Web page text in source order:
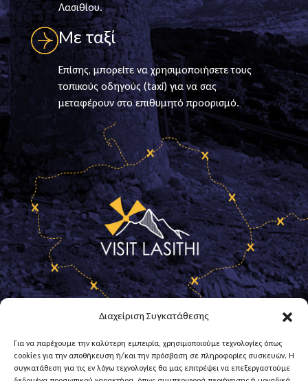
Διαχείριση Συγκατάθεσης
Για να παρέχουμε την καλύτερη εμπειρία, χρησιμοποιούμε τεχνολογίες όπως
cookies για την αποθήκευση ή/και την πρόσβαση σε πληροφορίες συσκευών. Η
συγκατάθεση για τις εν λόγω τεχνολογίες θα μας επιτρέψει να επεξεργαστούμε
Λασιθίου.
Με ταξί
Επίσης, μπορείτε να χρησιμοποιήσετε τους
τοπικούς οδηγούς (taxi) για να σας
μεταφέρουν στο επιθυμητό προορισμό.
Επικοινωνία